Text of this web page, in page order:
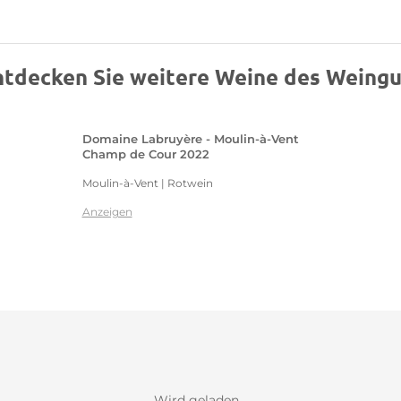
Sie weitere Weine des
Domaine Labruyère - Moulin-à-Vent
Champ de Cour 2022
Moulin-à-Vent | Rotwein
Anzeigen